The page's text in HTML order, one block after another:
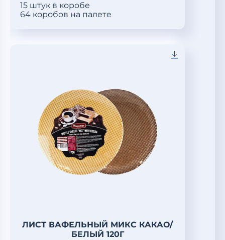
15 штук в коробе
64 коробов на палете
ЛИСТ ВАФЕЛЬНЫЙ МИКС КАКАО/
БЕЛЫЙ 120Г